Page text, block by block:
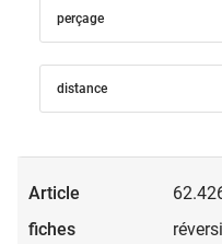
perçage
distance